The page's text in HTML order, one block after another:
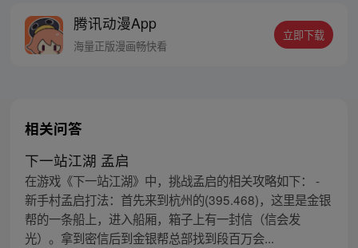
少寒回到故乡，试图寻找弦月剑舞班的痕
迹，但剑舞班早已消失在了黑道手中!
腾讯动漫App
海量正版漫画畅快看
立即下载
相关问答
下一站江湖 孟启
在游戏《下一站江湖》中，挑战孟启的相关攻略如下： -
新手村孟启打法：首先来到杭州的(395.468)，这里是金银
帮的一条船上，进入船厢，箱子上有一封信（信会发
光）。拿到密信后到金银帮总部找到段百万会...